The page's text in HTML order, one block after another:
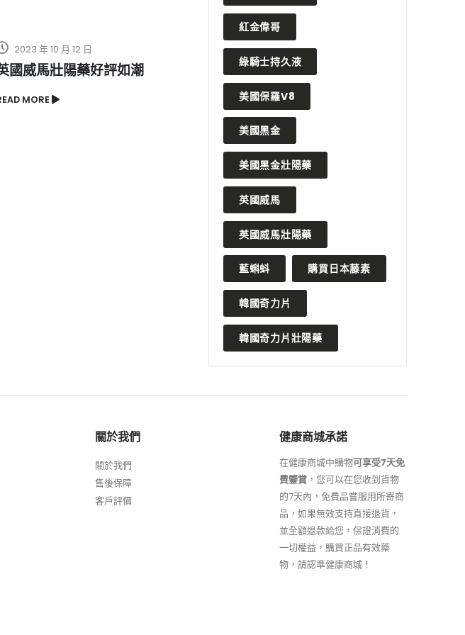
2023 年 4 月 24 日
關鍵時刻忍不住？ 不用擔心！ 藍
力量！
2024 年 3 月 3 日
威而鋼壯陽藥真的能幫助男性找
回幸福嗎？
READ MORE
紅金偉哥
綠騎士持久液
美國保羅V8
美國黑金
美國黑金壯陽藥
英國威馬
英國威馬壯陽藥
藍蝌蚪 購買日本藤素
韓國奇力片
韓國奇力片壯陽藥
關於我們
關於我們
售後保障
客戶評價
健康商城承諾
在健康商城中購物可享受7天免
費鑒賞 ，您可以在您收到貨物
的7天內，免費品嘗服用所寄商
品，如果無效支持直接退貨，
並全額退款給您，保證消費的
一切權益，購買正品有效藥
物，請認準健康商城！